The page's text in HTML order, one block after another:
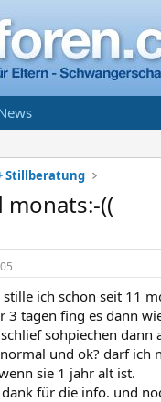
Stillberatung
((
ich schon seit 11
3 tagen fing es dann
sohpiechen
und ok? darf ich
sie 1 jahr alt ist.
dank für die info. und